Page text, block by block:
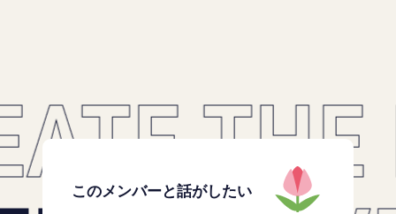
THE
このメンバーと話がしたい